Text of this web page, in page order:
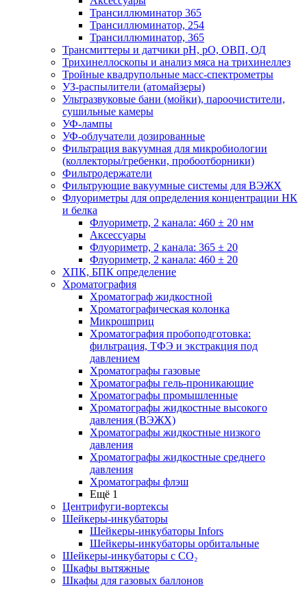
Трансиллюминатор 365
Трансиллюминатор, 254
Трансиллюминатор, 365
Трансмиттеры и датчики рН, рО, ОВП, ОД
Трихинеллоскопы и анализ мяса на трихинеллез
Тройные квадрупольные масс-спектрометры
УЗ-распылители (атомайзеры)
Ультразвуковые бани (мойки), пароочистители,
сушильные камеры
УФ-лампы
УФ-облучатели дозированные
Фильтрация вакуумная для микробиологии
(коллекторы/гребенки, пробоотборники)
Фильтродержатели
Фильтрующие вакуумные системы для ВЭЖХ
Флуориметры для определения концентрации НК
и белка
Флуориметр, 2 канала: 460 ± 20 нм
Аксессуары
Флуориметр, 2 канала: 365 ± 20
Флуориметр, 2 канала: 460 ± 20
ХПК, БПК определение
Хроматография
Хроматограф жидкостной
Хроматографическая колонка
Микрошприц
Хроматография пробоподготовка:
фильтрация, ТФЭ и экстракция под
давлением
Хроматографы газовые
Хроматографы гель-проникающие
Хроматографы промышленные
Хроматографы жидкостные высокого
давления (ВЭЖХ)
Хроматографы жидкостные низкого
давления
Хроматографы жидкостные среднего
давления
Хроматографы флэш
Ещё 1
Центрифуги-вортексы
Шейкеры-инкубаторы
Шейкеры-инкубаторы Infors
Шейкеры-инкубаторы орбитальные
Шейкеры-инкубаторы с CО₂
Шкафы вытяжные
Шкафы для газовых баллонов